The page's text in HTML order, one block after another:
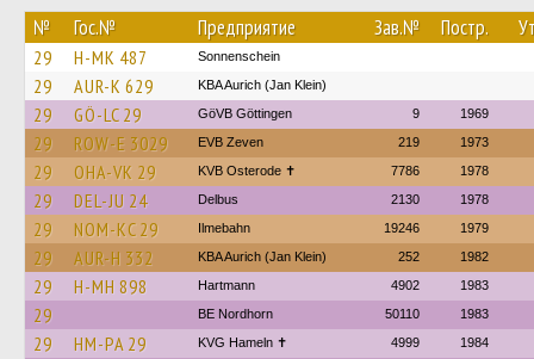
№ Гос.№ Предприятие Зав.№ Постр.
29 H-MK 487 Sonnenschein
29 AUR-K 629 KBA Aurich (Jan Klein)
29 GÖ-LC 29 GöVB Göttingen 9 1969
29 ROW-E 3029 EVB Zeven 219 1973
29 OHA-VK 29 KVB Osterode ✝ 7786 1978
29 DEL-JU 24 Delbus 2130 1978
29 NOM-KC 29 Ilmebahn 19246 1979
29 AUR-H 332 KBA Aurich (Jan Klein) 252 1982
29 H-MH 898 Hartmann 4902 1983
29 BE Nordhorn 50110 1983
29 HM-PA 29 KVG Hameln ✝ 4999 1984